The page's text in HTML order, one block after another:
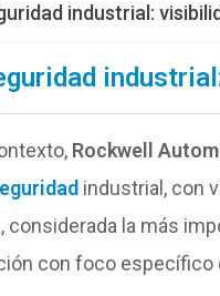
industrial:
Rockwell
industrial, con
considerada la más
con foco específico